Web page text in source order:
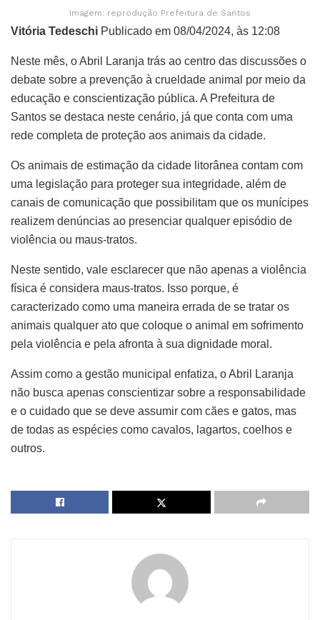
Imagem: reprodução Prefeitura de Santos
Vitória Tedeschi Publicado em 08/04/2024, às 12:08
Neste mês, o Abril Laranja trás ao centro das discussões o
debate sobre a prevenção à crueldade animal por meio da
educação e conscientização pública. A Prefeitura de
Santos se destaca neste cenário, já que conta com uma
rede completa de proteção aos animais da cidade.
Os animais de estimação da cidade litorânea contam com
uma legislação para proteger sua integridade, além de
canais de comunicação que possibilitam que os munícipes
realizem denúncias ao presenciar qualquer episódio de
violência ou maus-tratos.
Neste sentido, vale esclarecer que não apenas a violência
física é considera maus-tratos. Isso porque, é
caracterizado como uma maneira errada de se tratar os
animais qualquer ato que coloque o animal em sofrimento
pela violência e pela afronta à sua dignidade moral.
Assim como a gestão municipal enfatiza, o Abril Laranja
não busca apenas conscientizar sobre a responsabilidade
e o cuidado que se deve assumir com cães e gatos, mas
de todas as espécies como cavalos, lagartos, coelhos e
outros.